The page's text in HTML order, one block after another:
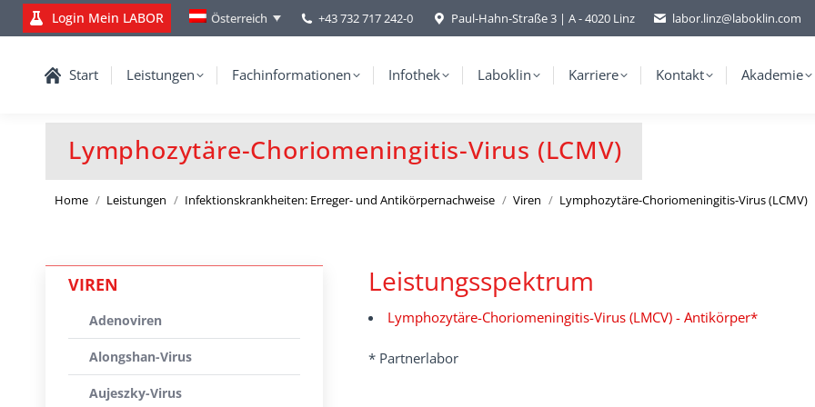
Login Mein LABOR Österreich +43 732 717 242-0 Paul-Hahn-Straße 3 | A - 4020 Linz labor.linz@laboklin.com
Start Leistungen Fachinformationen Infothek Laboklin Karriere Kontakt Akademie
Lymphozytäre-Choriomeningitis-Virus (LCMV)
You are here:
Home Leistungen Infektionskrankheiten: Erreger- und Antikörpernachweise Viren Lymphozytäre-Choriomeningitis-Virus (LCMV)
Leistungsspektrum
Lymphozytäre-Choriomeningitis-Virus (LMCV) - Antikörper*
* Partnerlabor
VIREN
Adenoviren
Alongshan-Virus
Aujeszky-Virus